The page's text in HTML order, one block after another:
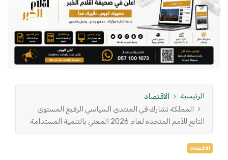
الرئيسية
الاقتصاد
المملكة تشارك في المنتدى السياسي الرفيع المستوى
التابع للأمم المتحدة لعام 2026 المعني بالتنمية المستدامة
الاقتصاد